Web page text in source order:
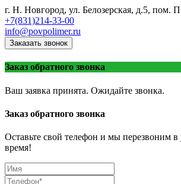
г. Н. Новгород, ул. Белозерская, д.5, пом.
+7(831)214-33-00
info@povpolimer.ru
Заказать звонок
Заказ обратного звонка
Ваш заявка принята. Ожидайте звонка.
Заказ обратного звонка
Оставьте свой телефон и мы перезвоним в
время!